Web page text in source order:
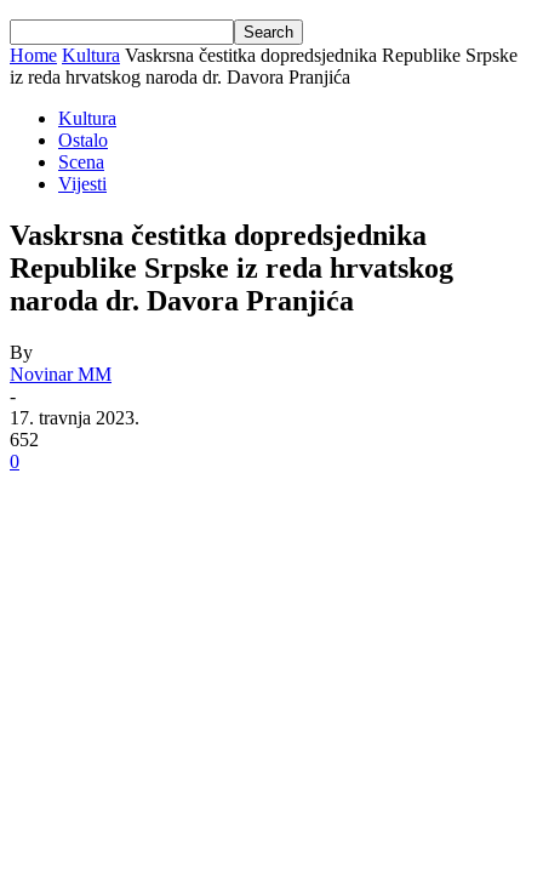
Home Kultura Vaskrsna čestitka dopredsjednika Republike Srpske
iz reda hrvatskog naroda dr. Davora Pranjića
Kultura
Ostalo
Scena
Vijesti
Vaskrsna čestitka dopredsjednika
Republike Srpske iz reda hrvatskog
naroda dr. Davora Pranjića
By
Novinar MM
-
17. travnja 2023.
652
0